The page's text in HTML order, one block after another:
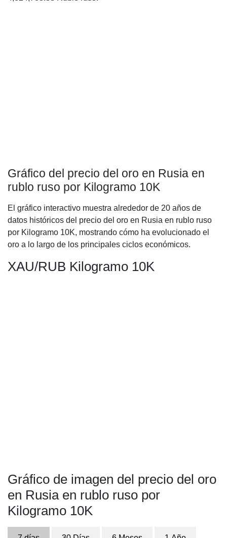
Gráfico del precio del oro en Rusia en
rublo ruso por Kilogramo 10K
El gráfico interactivo muestra alrededor de 20 años de
datos históricos del precio del oro en Rusia en rublo ruso
por Kilogramo 10K, mostrando cómo ha evolucionado el
oro a lo largo de los principales ciclos económicos.
XAU/RUB Kilogramo 10K
Gráfico de imagen del precio del oro
en Rusia en rublo ruso por
Kilogramo 10K